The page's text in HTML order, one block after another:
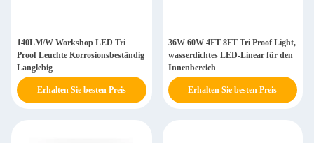
140LM/W Workshop LED Tri
Proof Leuchte Korrosionsbeständig
Langlebig
Erhalten Sie besten Preis
36W 60W 4FT 8FT Tri Proof Light,
wasserdichtes LED-Linear für den
Innenbereich
Erhalten Sie besten Preis